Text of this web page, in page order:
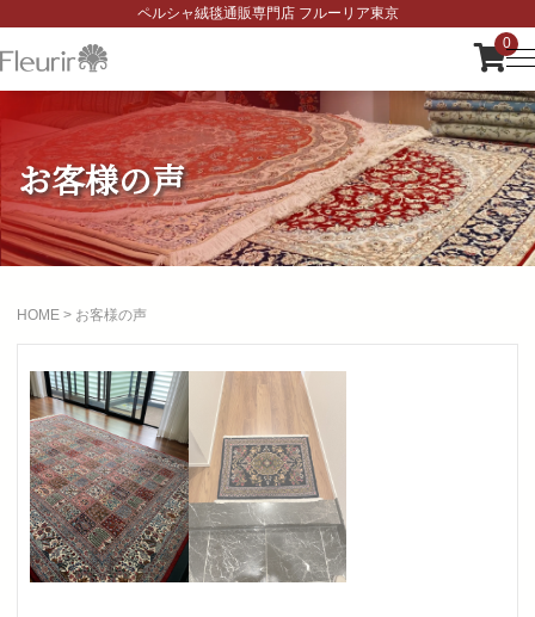
ペルシャ絨毯通販専門店 フルーリア東京
0
お客様の声
HOME > お客様の声